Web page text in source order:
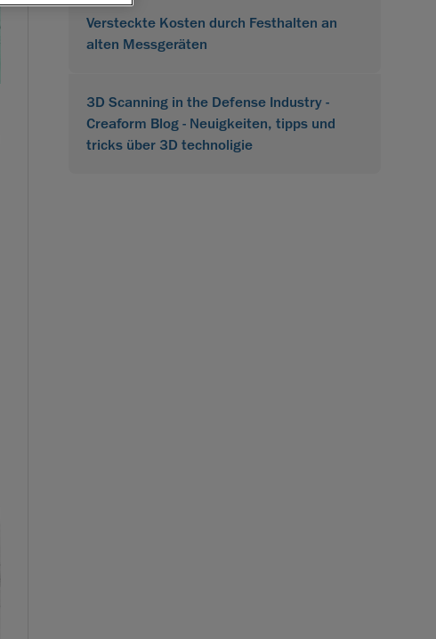
Versteckte Kosten durch Festhalten an
alten Messgeräten
3D Scanning in the Defense Industry -
Creaform Blog - Neuigkeiten, tipps und
tricks über 3D technoligie